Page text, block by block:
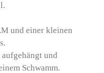
und einer kleinen
und
Schwamm.